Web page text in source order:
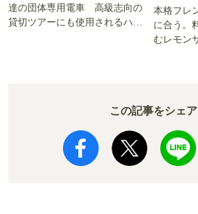
達の団体専用電車 高級志向の
貸切ツアーにも使用されるハイ
本格フレ
に合う。
むレモン
この記事をシェア